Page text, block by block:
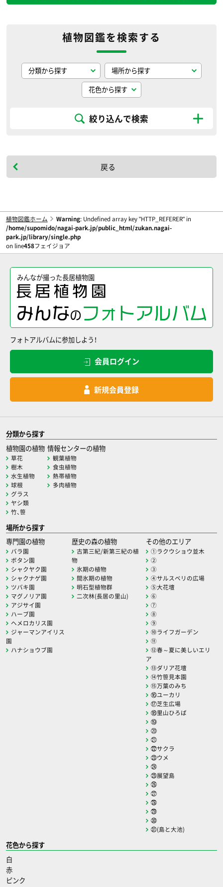
植物図鑑を検索する
絞り込んで検索
戻る
植物図鑑ホーム Warning: Undefined array key "HTTP_REFERER" in
/home/supomido/nagai-park.jp/public_html/zukan.nagai-
park.jp/library/single.php
on line458フェイジョア
みんなが撮った長居植物園
フォトアルバムに参加しよう！
会員ログイン
新規会員登録
分類から探す
植物園の植物
草花
樹木
水生植物
球根
グラス
ヤシ類
竹、笹
情報センターの植物
観葉植物
食虫植物
熱帯植物
多肉植物
場所から探す
専門園の植物
バラ園
ボタン園
シャクヤク園
シャクナゲ園
ツバキ園
マグノリア園
アジサイ園
ハーブ園
ヘメロカリス園
ジャーマンアイリス
園
ハナショウブ園
歴史の森の植物
古第三紀/新第三紀の植
物
氷期の植物
間氷期の植物
明石型植物群
二次林(長居の里山)
その他のエリア
①ラクウショウ並木
②
③
④サルスベリの広場
⑤大花壇
⑥
⑦
⑧
⑨
⑩ライフガーデン
⑪
⑫春～夏に美しいエリ
ア
⑬ダリア花壇
⑭竹笹見本園
⑮万葉のみち
⑯ユーカリ
⑰芝生広場
⑱里山ひろば
⑲
⑳
㉑
㉒サクラ
㉓ウメ
㉔
㉕展望島
㉖
㉗
㉘
㉙
㉚
㉛(島と大池)
花色から探す
白
赤
ピンク